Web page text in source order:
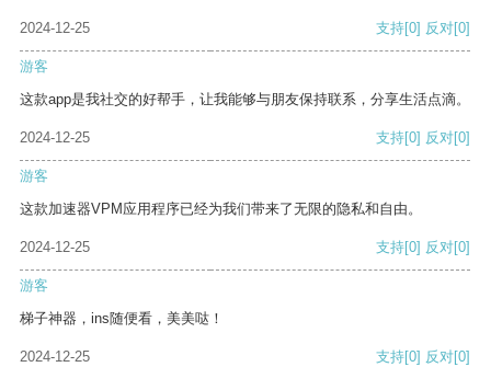
2024-12-25 支持[0] 反对[0]
游客
这款app是我社交的好帮手，让我能够与朋友保持联系，分享生活点滴。
2024-12-25 支持[0] 反对[0]
游客
这款加速器VPM应用程序已经为我们带来了无限的隐私和自由。
2024-12-25 支持[0] 反对[0]
游客
梯子神器，ins随便看，美美哒！
2024-12-25 支持[0] 反对[0]